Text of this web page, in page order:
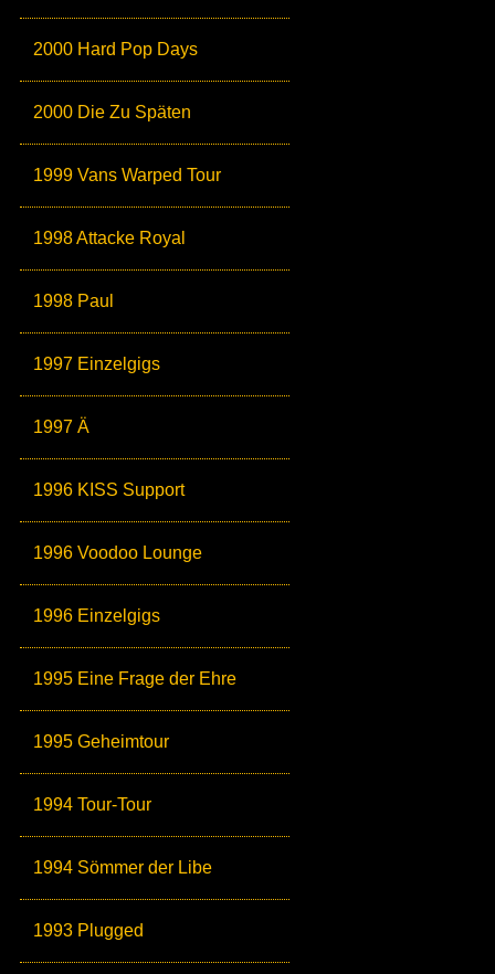
2000 Hard Pop Days
2000 Die Zu Späten
1999 Vans Warped Tour
1998 Attacke Royal
1998 Paul
1997 Einzelgigs
1997 Ä
1996 KISS Support
1996 Voodoo Lounge
1996 Einzelgigs
1995 Eine Frage der Ehre
1995 Geheimtour
1994 Tour-Tour
1994 Sömmer der Libe
1993 Plugged